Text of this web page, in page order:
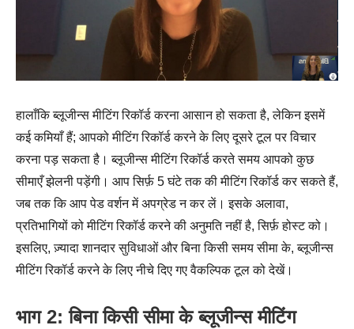
हालाँकि ब्लूजीन्स मीटिंग रिकॉर्ड करना आसान हो सकता है, लेकिन इसमें
कई कमियाँ हैं; आपको मीटिंग रिकॉर्ड करने के लिए दूसरे टूल पर विचार
करना पड़ सकता है। ब्लूजीन्स मीटिंग रिकॉर्ड करते समय आपको कुछ
सीमाएँ झेलनी पड़ेंगी। आप सिर्फ़ 5 घंटे तक की मीटिंग रिकॉर्ड कर सकते हैं,
जब तक कि आप पेड वर्शन में अपग्रेड न कर लें। इसके अलावा,
प्रतिभागियों को मीटिंग रिकॉर्ड करने की अनुमति नहीं है, सिर्फ़ होस्ट को।
इसलिए, ज़्यादा शानदार सुविधाओं और बिना किसी समय सीमा के, ब्लूजीन्स
मीटिंग रिकॉर्ड करने के लिए नीचे दिए गए वैकल्पिक टूल को देखें।
भाग 2: बिना किसी सीमा के ब्लूजीन्स मीटिंग